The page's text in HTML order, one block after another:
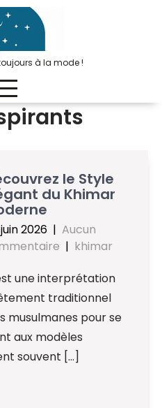
à la mode !
le Style
du Khimar
2026 | Aucun
| khimar
une interprétation
traditionnel
musulmanes pour se
aux modèles
souvent […]